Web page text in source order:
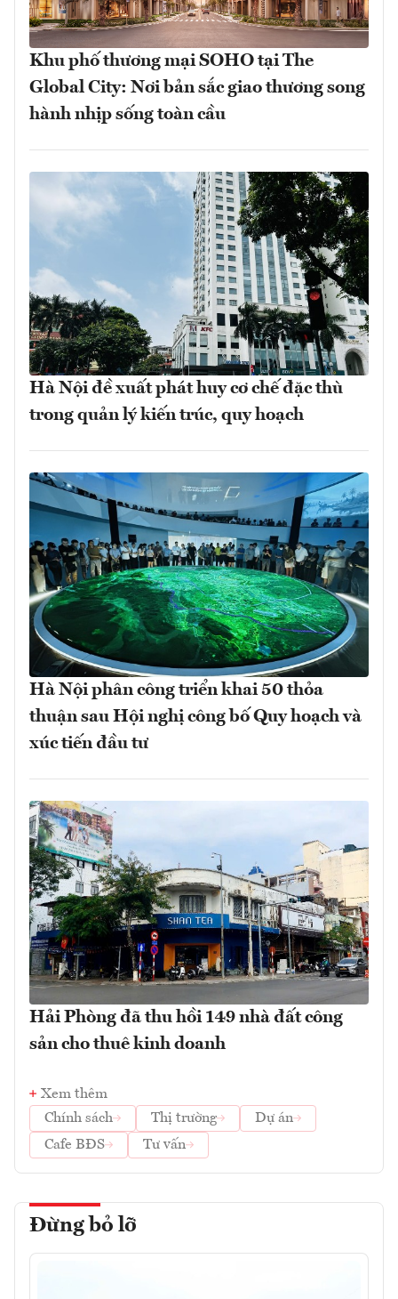
Khu phố thương mại SOHO tại The
Global City: Nơi bản sắc giao thương song
hành nhịp sống toàn cầu
Hà Nội đề xuất phát huy cơ chế đặc thù
trong quản lý kiến trúc, quy hoạch
Hà Nội phân công triển khai 50 thỏa
thuận sau Hội nghị công bố Quy hoạch và
xúc tiến đầu tư
Hải Phòng đã thu hồi 149 nhà đất công
sản cho thuê kinh doanh
Xem thêm
Chính sách
Thị trường
Dự án
Cafe BĐS
Tư vấn
Đừng bỏ lỡ